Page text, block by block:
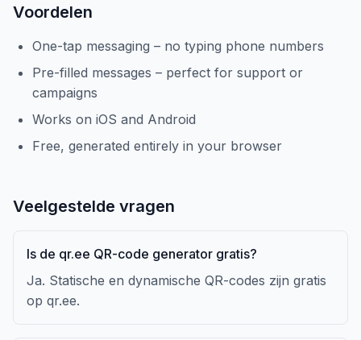
Voordelen
One-tap messaging – no typing phone numbers
Pre-filled messages – perfect for support or
campaigns
Works on iOS and Android
Free, generated entirely in your browser
Veelgestelde vragen
Is de qr.ee QR-code generator gratis?
Ja. Statische en dynamische QR-codes zijn gratis
op qr.ee.